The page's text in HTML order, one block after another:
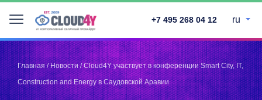
+7 495 268 04 12 ru
Главная/Новости/Cloud4Y участвует в конференции Smart City, IT,
Construction and Energy в Саудовской Аравии
Telegram
Запинить
Твитнуть
LinkedIn
Telegram
Запинить
Твитнуть
LinkedIn